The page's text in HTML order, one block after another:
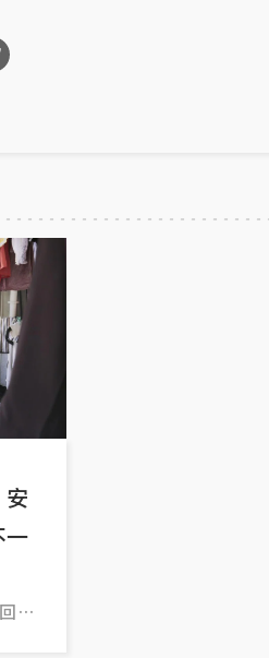
一
走